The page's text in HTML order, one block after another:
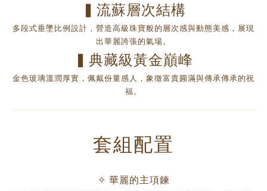
▍流蘇層次結構
多段式垂墜比例設計，營造高級珠寶般的層次感與動態美感，展現
出華麗誇張的氣場。
▍典藏級黃金巔峰
金色玻璃溫潤厚實，佩戴份量感人，象徵富貴圓滿與傳承傳承的祝
福。
套組配置
✧ 華麗的主項鍊